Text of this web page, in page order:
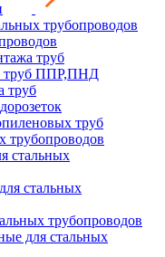
трубопроводов
труб
труб ППР,ПНД
труб
труб
трубопроводов
стальных
стальных
трубопроводов
для стальных